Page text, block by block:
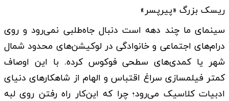
ریسک بزرگ «پیرپسر»
سینمای ما چند دهه است دنبال جاه‌‌طلبی نمی‌‌رود و روی
درام‌‌های اجتماعی و خانوادگی در لوکیشن‌‌های محدود شمال
شهر یا کمدی‌‌های سطحی فوکوس کرده. با این اوصاف
کمتر فیلمسازی سراغ اقتباس و الهام از شاهکارهای دنیای
ادبیات کلاسیک می‌‌رود؛ چرا که این‌‌کار راه رفتن روی لبه